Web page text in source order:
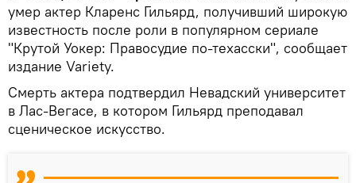
умер актер Кларенс Гильярд, получивший широкую
известность после роли в популярном сериале
"Крутой Уокер: Правосудие по-техасски", сообщает
издание Variety.
Смерть актера подтвердил Невадский университет
в Лас-Вегасе, в котором Гильярд преподавал
сценическое искусство.